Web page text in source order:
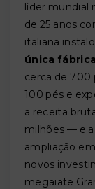
líder mundial
de 25 anos
italiana
única
cerca de 700
100 pés e
a receita
milhões — e a
ampliação
novos
megaiate